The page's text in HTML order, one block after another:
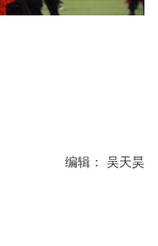
编辑： 吴天昊